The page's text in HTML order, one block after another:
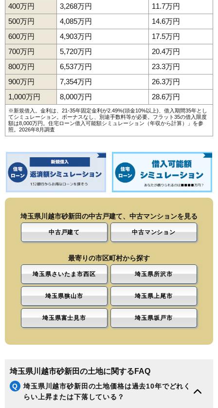
400万円
3,268万円
11.7万円
500万円
4,085万円
14.6万円
600万円
4,903万円
17.5万円
700万円
5,720万円
20.4万円
800万円
6,537万円
23.3万円
900万円
7,354万円
26.3万円
1,000万円
8,000万円 28.6万円
※新規借入。金利は、21-35年固定金利が2.49%(頭金10%以上)、借入期間35年とし
てシミュレーション。ボーナスなし、別途手数料等が必要。フラット35の借入限度
額は8,000万円。 住宅ローン借入可能額シミュレーション（年収から計算）
」を参
照。2026年8月調査
埼玉県川越市砂新田の中古戸建て、中古マンションを見る
中古戸建て 中古マンション
最寄りの市区町村から探す
埼玉県さいたま市西区 埼玉県所沢市
埼玉県狭山市 埼玉県上尾市
埼玉県富士見市 埼玉県坂戸市
埼玉県川越市砂新田の土地に関するFAQ
Q
埼玉県川越市砂新田の土地価格は過去10年でどれく
らい上昇または下落している？